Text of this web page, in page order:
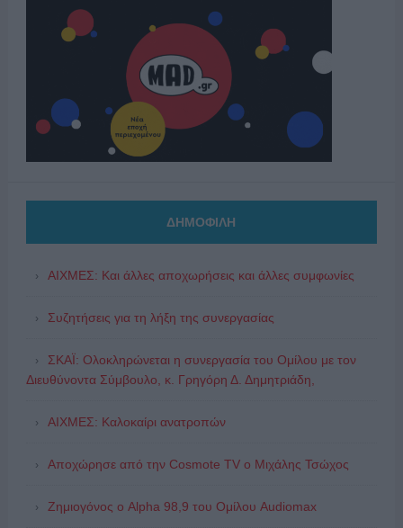
ΔΗΜΟΦΙΛΗ
ΑΙΧΜΕΣ: Και άλλες αποχωρήσεις και άλλες συμφωνίες
Συζητήσεις για τη λήξη της συνεργασίας
ΣΚΑΪ: Ολοκληρώνεται η συνεργασία του Ομίλου με τον
Διευθύνοντα Σύμβουλο, κ. Γρηγόρη Δ. Δημητριάδη,
ΑΙΧΜΕΣ: Καλοκαίρι ανατροπών
Αποχώρησε από την Cosmote TV o Μιχάλης Τσώχος
Ζημιογόνος ο Alpha 98,9 του Ομίλου Audiomax